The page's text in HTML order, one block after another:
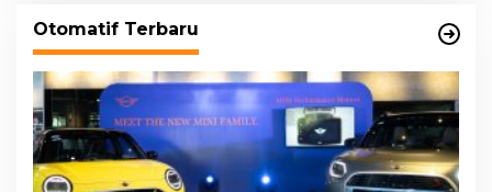
Otomatif Terbaru